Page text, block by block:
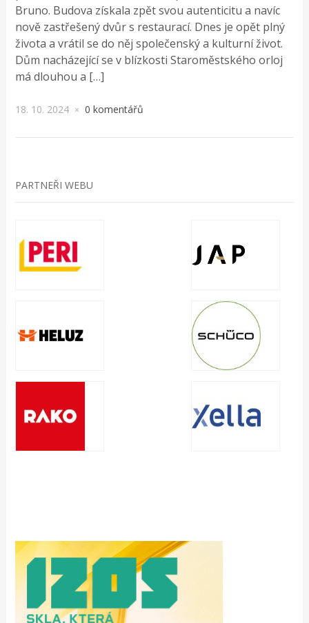
Bruno. Budova získala zpět svou autenticitu a navíc
nově zastřešený dvůr s restaurací. Dnes je opět plný
života a vrátil se do něj společenský a kulturní život.
Dům nacházející se v blízkosti Staroměstského orloj
má dlouhou a […]
18. 10. 2024 × 0 komentářů
PARTNEŘI WEBU